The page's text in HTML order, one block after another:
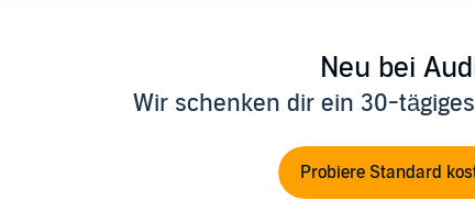
Neu bei
Wir schenken dir ein 30-
Probiere Standard